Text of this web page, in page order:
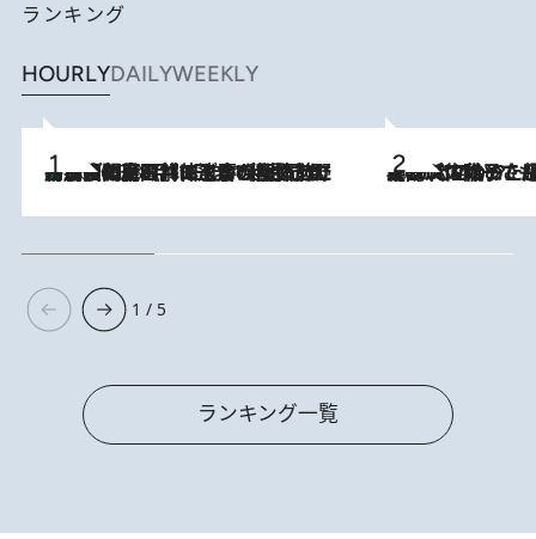
ランキング
HOURLYDAILYWEEKLY
2026.8.8
「最後に見られてよかった」上野動物園の東園パンダ舎が解体前に特別公開。8月16日まで延長されたパネル展と共に辿る“半世紀”のパンダ飼育《解体工事の図面あり》 2026.8.5
【阿川佐和子さんの年とる力】なぜ70代で始めた趣味は“こんなに楽しい”のか？ ピアノ、俳句…スランプに陥っても続けられる“ある秘訣”とは
1 / 5
ランキング一覧